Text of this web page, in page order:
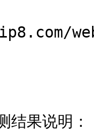
果说明：